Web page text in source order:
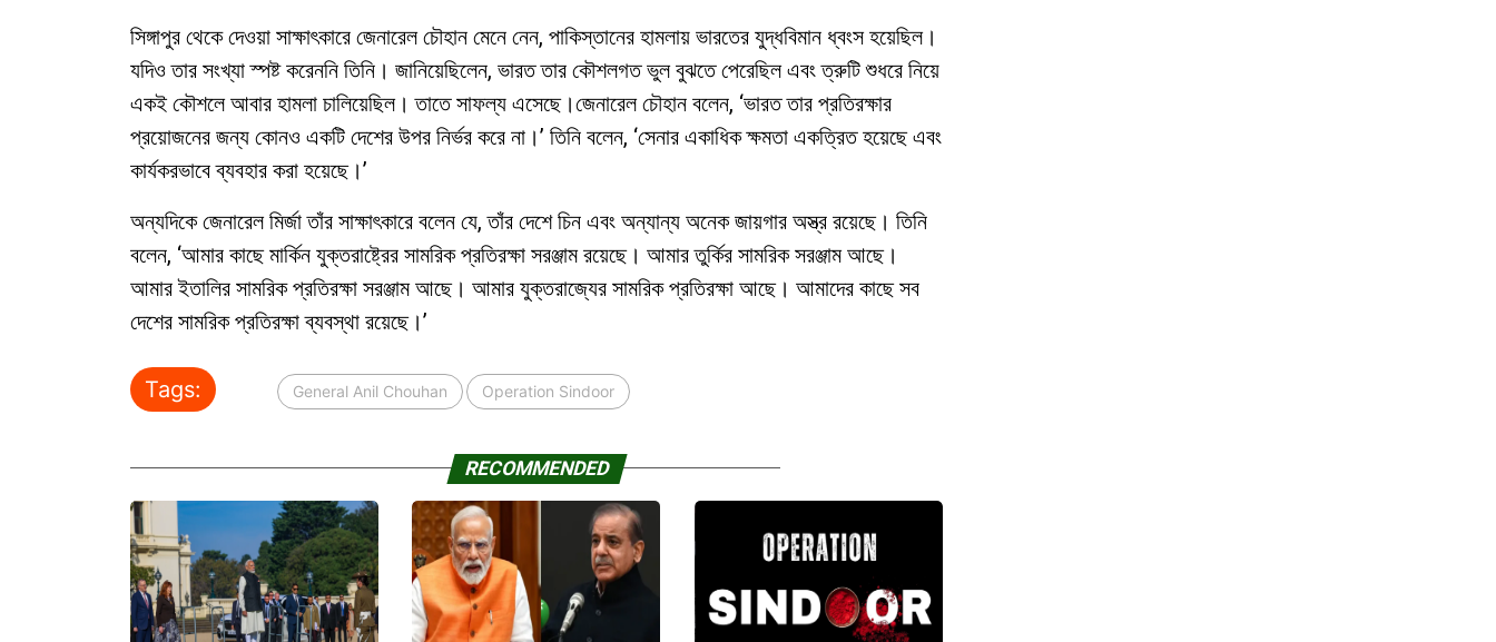
সিঙ্গাপুর থেকে দেওয়া সাক্ষাৎকারে জেনারেল চৌহান মেনে নেন, পাকিস্তানের হামলায় ভারতের যুদ্ধবিমান ধ্বংস হয়েছিল।
যদিও তার সংখ্যা স্পষ্ট করেননি তিনি। জানিয়েছিলেন, ভারত তার কৌশলগত ভুল বুঝতে পেরেছিল এবং ত্রুটি শুধরে নিয়ে
একই কৌশলে আবার হামলা চালিয়েছিল। তাতে সাফল্য এসেছে।জেনারেল চৌহান বলেন, ‘ভারত তার প্রতিরক্ষার
প্রয়োজনের জন্য কোনও একটি দেশের উপর নির্ভর করে না।’ তিনি বলেন, ‘সেনার একাধিক ক্ষমতা একত্রিত হয়েছে এবং
কার্যকরভাবে ব্যবহার করা হয়েছে।’
অন্যদিকে জেনারেল মির্জা তাঁর সাক্ষাৎকারে বলেন যে, তাঁর দেশে চিন এবং অন্যান্য অনেক জায়গার অস্ত্র রয়েছে। তিনি
বলেন, ‘আমার কাছে মার্কিন যুক্তরাষ্ট্রের সামরিক প্রতিরক্ষা সরঞ্জাম রয়েছে। আমার তুর্কির সামরিক সরঞ্জাম আছে।
আমার ইতালির সামরিক প্রতিরক্ষা সরঞ্জাম আছে। আমার যুক্তরাজ্যের সামরিক প্রতিরক্ষা আছে। আমাদের কাছে সব
দেশের সামরিক প্রতিরক্ষা ব্যবস্থা রয়েছে।’
Tags: General Anil Chouhan Operation Sindoor
RECOMMENDED